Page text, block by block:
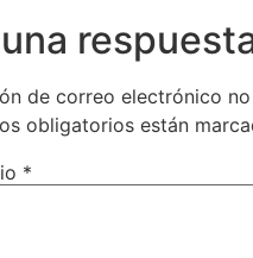
de correo electrónico
obligatorios están
*